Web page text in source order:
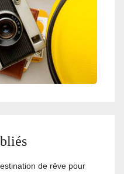
de rêve pour